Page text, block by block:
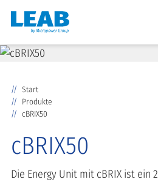
Start
Produkte
cBRIX50
cBRIX50
Die Energy Unit mit cBRIX ist ein